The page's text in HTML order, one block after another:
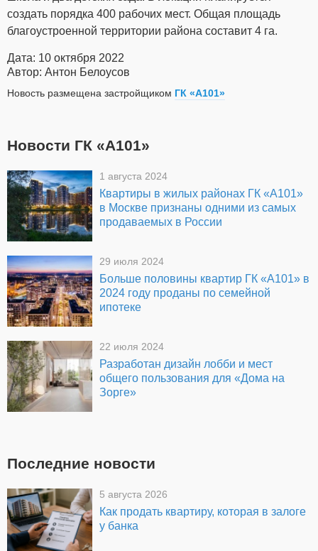
создать порядка 400 рабочих мест. Общая площадь
благоустроенной территории района составит 4 га.
Дата: 10 октября 2022
Автор: Антон Белоусов
Новость размещена застройщиком ГК «А101»
Новости ГК «А101»
1 августа 2024
Квартиры в жилых районах ГК «А101»
в Москве признаны одними из самых
продаваемых в России
29 июля 2024
Больше половины квартир ГК «А101» в
2024 году проданы по семейной
ипотеке
22 июля 2024
Разработан дизайн лобби и мест
общего пользования для «Дома на
Зорге»
Последние новости
5 августа 2026
Как продать квартиру, которая в залоге
у банка